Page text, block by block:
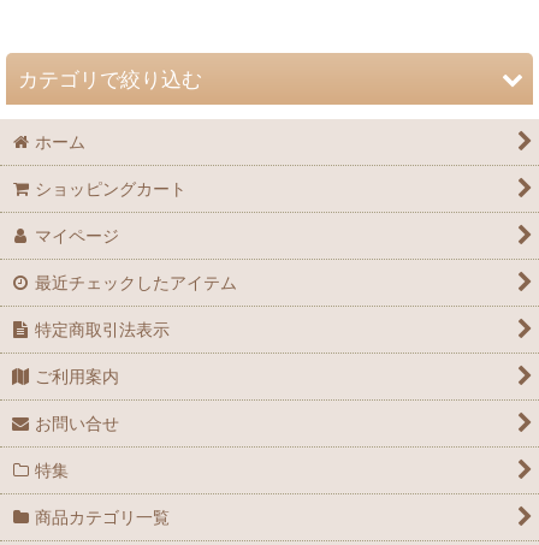
並び順 :
カテゴリで絞り込む
自然史博物館友の会 会誌「Nature Study」 (全商品)
72巻（2026年）
71巻（2025年）
69巻（2023年）
68巻（2022年）
66巻（2020年）
ホーム
ショッピングカート
マイページ
最近チェックしたアイテム
特定商取引法表示
ご利用案内
お問い合せ
特集
商品カテゴリ一覧